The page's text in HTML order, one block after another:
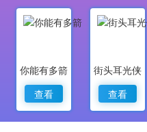
商店里面利用金币购买的方式获得。
你能有多箭
查看
街头耳光侠
查看